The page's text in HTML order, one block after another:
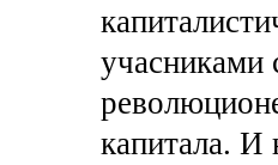
учасниками
капитала. И